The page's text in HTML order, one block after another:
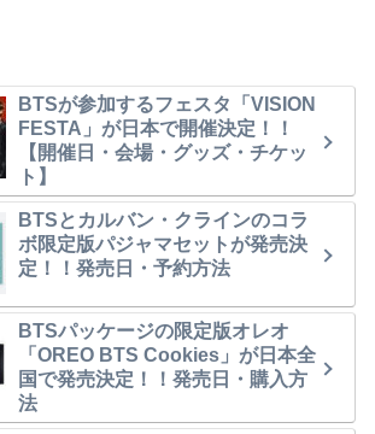
BTSが参加するフェスタ「VISION
FESTA」が日本で開催決定！！
【開催日・会場・グッズ・チケッ
ト】
BTSとカルバン・クラインのコラ
ボ限定版パジャマセットが発売決
定！！発売日・予約方法
BTSパッケージの限定版オレオ
「OREO BTS Cookies」が日本全
国で発売決定！！発売日・購入方
法